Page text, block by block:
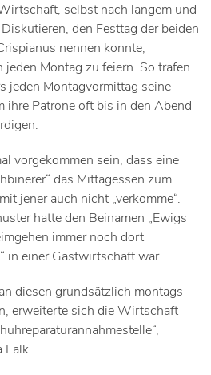
selbst nach langem und
den Festtag der beiden
nennen konnte,
Montag zu feiern. So trafen
jeden Montagvormittag seine
ihre Patrone oft bis in den Abend
vorgekommen sein, dass eine
das Mittagessen zum
jener auch nicht „verkomme“.
hatte den Beinamen „Ewigs
immer noch dort
in einer Gastwirtschaft war.
diesen grundsätzlich montags
erweiterte sich die Wirtschaft
Falk.